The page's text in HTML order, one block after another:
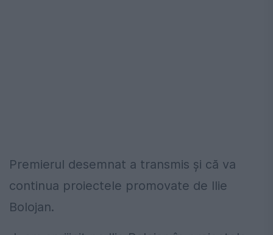
Premierul desemnat a transmis și că va
continua proiectele promovate de Ilie
Bolojan.